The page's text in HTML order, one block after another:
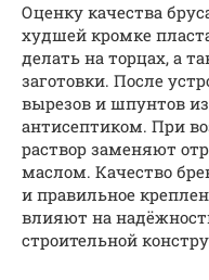
Оценку качества
худшей кромке
делать на торцах, а
заготовки. После
вырезов и шпунтов
антисептиком. При
раствор заменяют
маслом. Качество
и правильное
влияют на
строительной